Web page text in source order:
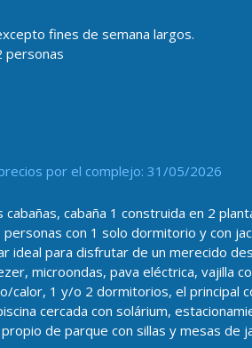
fines de semana largos.
personas
por el complejo: 31/05/2026
cabañas, cabaña 1 construida en 2
con 1 solo dormitorio y con
ideal para disfrutar de un merecido
microondas, pava eléctrica, vajilla
calor, 1 y/o 2 dormitorios, el principal
cercada con solárium,
de parque con sillas y mesas de